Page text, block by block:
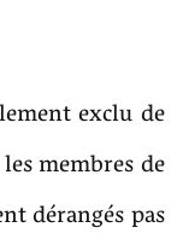
exclu de
membres de
dérangés pas